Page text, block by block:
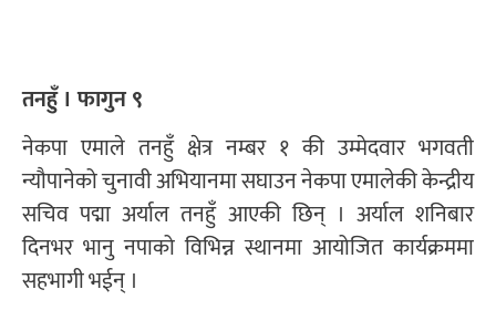
तनहुँ । फागुन ९
नेकपा एमाले तनहुँ क्षेत्र नम्बर १ की उम्मेदवार भगवती
न्यौपानेको चुनावी अभियानमा सघाउन नेकपा एमालेकी केन्द्रीय
सचिव पद्मा अर्याल तनहुँ आएकी छिन् । अर्याल शनिबार
दिनभर भानु नपाको विभिन्न स्थानमा आयोजित कार्यक्रममा
सहभागी भईन् ।